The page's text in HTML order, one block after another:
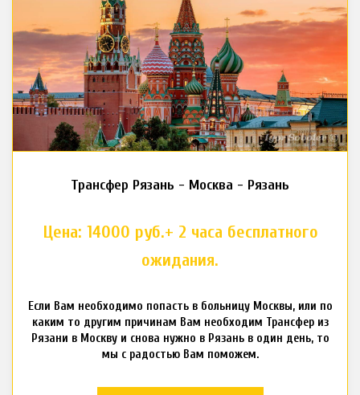
Трансфер Рязань - Москва - Рязань
Цена: 14000 руб.+ 2 часа бесплатного
ожидания.
Если Вам необходимо попасть в больницу Москвы, или по
каким то другим причинам Вам необходим Трансфер из
Рязани в Москву и снова нужно в Рязань в один день, то
мы с радостью Вам поможем.